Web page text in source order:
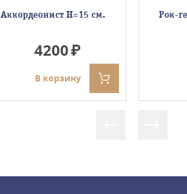
Аккордеонист Н=15 см.
4200
В корзину
Рок-